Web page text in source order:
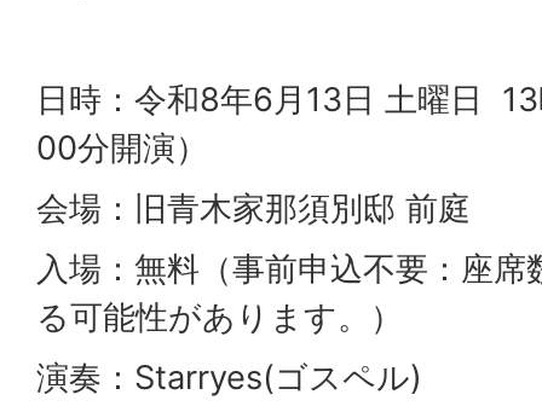
日時：令和8年6月13日 土曜日
00分開演）
会場：旧青木家那須別邸 前庭
入場：無料（事前申込不要：座
る可能性があります。）
演奏：Starryes(ゴスペル)